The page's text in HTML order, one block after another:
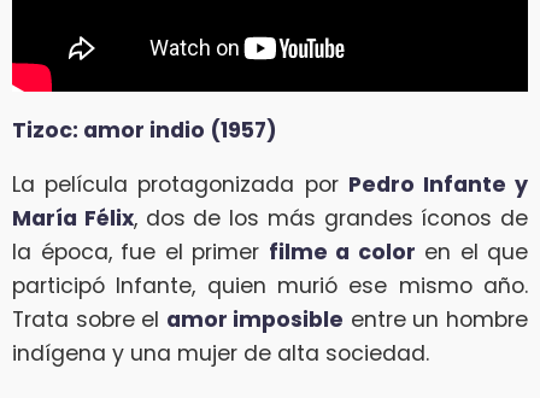
Tizoc: amor indio (1957)
La película protagonizada por Pedro Infante y
María Félix, dos de los más grandes íconos de
la época, fue el primer filme a color en el que
participó Infante, quien murió ese mismo año.
Trata sobre el amor imposible entre un hombre
indígena y una mujer de alta sociedad.